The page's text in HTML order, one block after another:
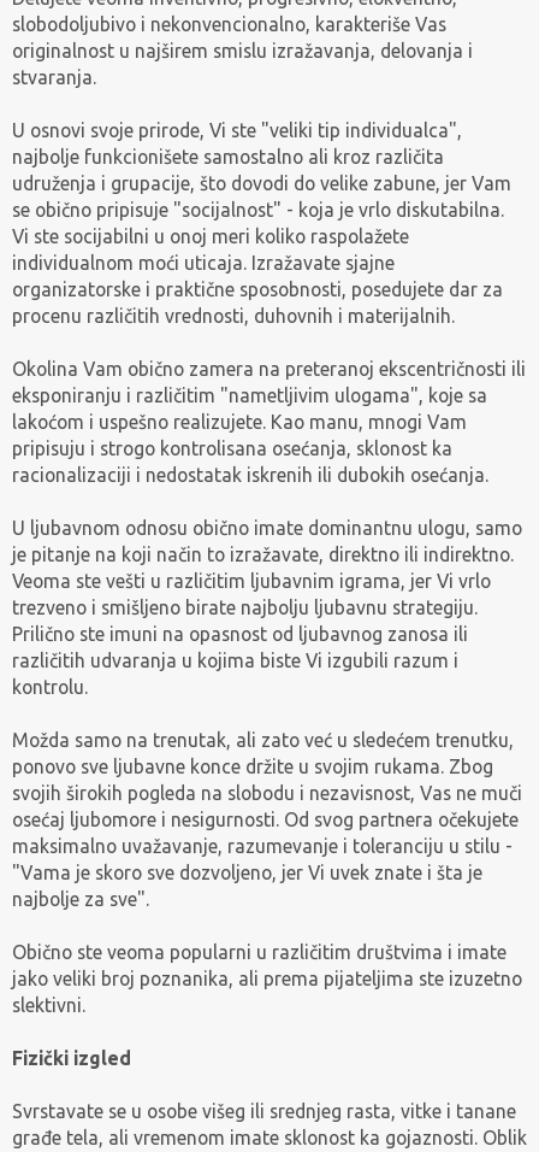
slobodoljubivo i nekonvencionalno, karakteriše Vas
originalnost u najširem smislu izražavanja, delovanja i
stvaranja.
U osnovi svoje prirode, Vi ste "veliki tip individualca",
najbolje funkcionišete samostalno ali kroz različita
udruženja i grupacije, što dovodi do velike zabune, jer Vam
se obično pripisuje "socijalnost" - koja je vrlo diskutabilna.
Vi ste socijabilni u onoj meri koliko raspolažete
individualnom moći uticaja. Izražavate sjajne
organizatorske i praktične sposobnosti, posedujete dar za
procenu različitih vrednosti, duhovnih i materijalnih.
Okolina Vam obično zamera na preteranoj ekscentričnosti ili
eksponiranju i različitim "nametljivim ulogama", koje sa
lakoćom i uspešno realizujete. Kao manu, mnogi Vam
pripisuju i strogo kontrolisana osećanja, sklonost ka
racionalizaciji i nedostatak iskrenih ili dubokih osećanja.
U ljubavnom odnosu obično imate dominantnu ulogu, samo
je pitanje na koji način to izražavate, direktno ili indirektno.
Veoma ste vešti u različitim ljubavnim igrama, jer Vi vrlo
trezveno i smišljeno birate najbolju ljubavnu strategiju.
Prilično ste imuni na opasnost od ljubavnog zanosa ili
različitih udvaranja u kojima biste Vi izgubili razum i
kontrolu.
Možda samo na trenutak, ali zato već u sledećem trenutku,
ponovo sve ljubavne konce držite u svojim rukama. Zbog
svojih širokih pogleda na slobodu i nezavisnost, Vas ne muči
osećaj ljubomore i nesigurnosti. Od svog partnera očekujete
maksimalno uvažavanje, razumevanje i toleranciju u stilu -
"Vama je skoro sve dozvoljeno, jer Vi uvek znate i šta je
najbolje za sve".
Obično ste veoma popularni u različitim društvima i imate
jako veliki broj poznanika, ali prema pijateljima ste izuzetno
slektivni.
Fizički izgled
Svrstavate se u osobe višeg ili srednjeg rasta, vitke i tanane
građe tela, ali vremenom imate sklonost ka gojaznosti. Oblik